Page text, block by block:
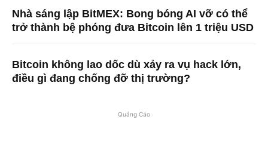
Nhà sáng lập BitMEX: Bong bóng AI vỡ có thể
trở thành bệ phóng đưa Bitcoin lên 1 triệu USD
Bitcoin không lao dốc dù xảy ra vụ hack lớn,
điều gì đang chống đỡ thị trường?
Quảng Cáo